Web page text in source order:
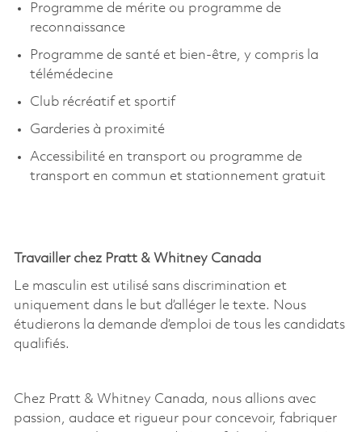
Programme de mérite ou programme de
reconnaissance
Programme de santé et bien-être, y compris la
télémédecine
Club récréatif et sportif
Garderies à proximité
Accessibilité en transport ou programme de
transport en commun et stationnement gratuit
Travailler chez Pratt & Whitney Canada
Le masculin est utilisé sans discrimination et
uniquement dans le but d’alléger le texte. Nous
étudierons la demande d’emploi de tous les candidats
qualifiés.
Chez Pratt & Whitney Canada, nous allions avec
passion, audace et rigueur pour concevoir, fabriquer